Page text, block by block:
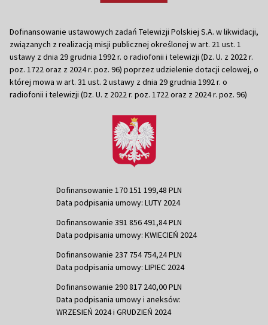
Dofinansowanie ustawowych zadań Telewizji Polskiej S.A. w likwidacji,
związanych z realizacją misji publicznej określonej w art. 21 ust. 1
ustawy z dnia 29 grudnia 1992 r. o radiofonii i telewizji (Dz. U. z 2022 r.
poz. 1722 oraz z 2024 r. poz. 96) poprzez udzielenie dotacji celowej, o
której mowa w art. 31 ust. 2 ustawy z dnia 29 grudnia 1992 r. o
radiofonii i telewizji (Dz. U. z 2022 r. poz. 1722 oraz z 2024 r. poz. 96)
Dofinansowanie 170 151 199,48 PLN
Data podpisania umowy: LUTY 2024
Dofinansowanie 391 856 491,84 PLN
Data podpisania umowy: KWIECIEŃ 2024
Dofinansowanie 237 754 754,24 PLN
Data podpisania umowy: LIPIEC 2024
Dofinansowanie 290 817 240,00 PLN
Data podpisania umowy i aneksów:
WRZESIEŃ 2024 i GRUDZIEŃ 2024